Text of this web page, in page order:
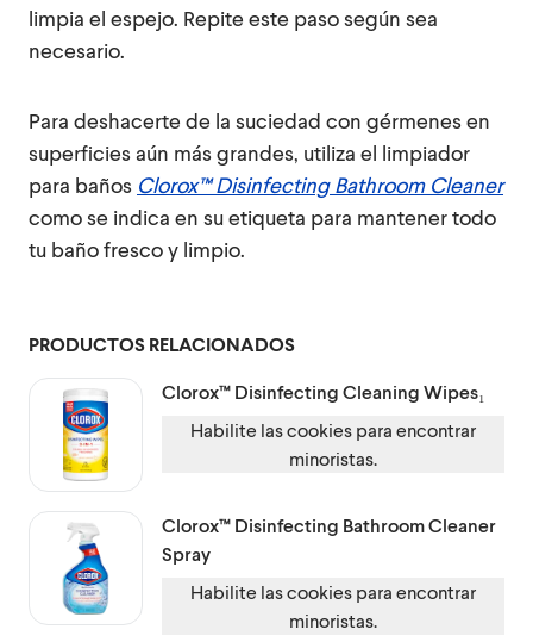
limpia el espejo. Repite este paso según sea
necesario.
Para deshacerte de la suciedad con gérmenes en
superficies aún más grandes, utiliza el limpiador
para baños Clorox™ Disinfecting Bathroom Cleaner
como se indica en su etiqueta para mantener todo
tu baño fresco y limpio.
PRODUCTOS RELACIONADOS
Clorox™ Disinfecting Cleaning Wipes₁
Habilite las cookies para encontrar
minoristas.
Clorox™ Disinfecting Bathroom Cleaner
Spray
Habilite las cookies para encontrar
minoristas.